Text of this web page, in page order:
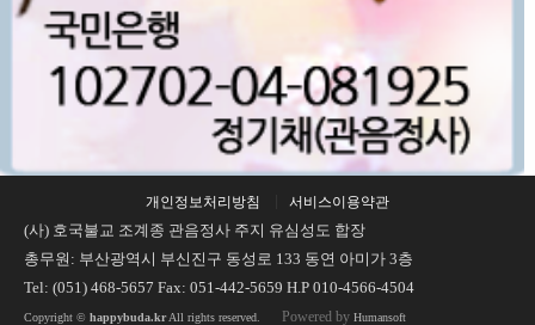
개인정보처리방침 서비스이용약관
(사) 호국불교 조계종 관음정사 주지 유심성도 합장
총무원: 부산광역시 부신진구 동성로 133 동연 아미가 3층
Tel: (051) 468-5657 Fax: 051-442-5659 H.P 010-4566-4504
Copyright © happybuda.krAll rights reserved. Powered by Humansoft